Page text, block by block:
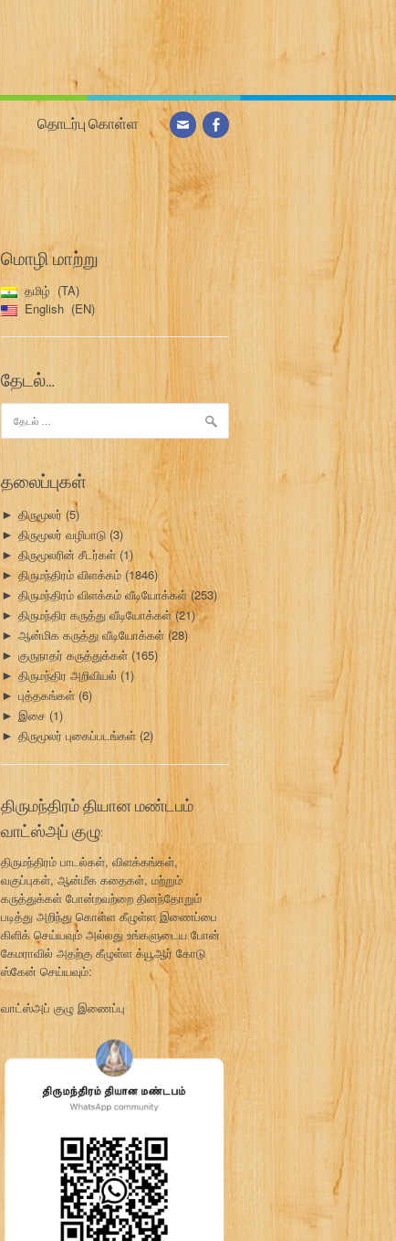
தொடர்பு கொள்ள
மொழி மாற்று
தமிழ்
TA
English
EN
தேடல்…
தேடு:
தலைப்புகள்
► திருமூலர் (5)
► திருமூலர் வழிபாடு (3)
► திருமூலரின் சீடர்கள் (1)
► திருமந்திரம் விளக்கம் (1846)
► திருமந்திரம் விளக்கம் வீடியோக்கள்(253)
► திருமந்திர கருத்து வீடியோக்கள்(21)
► ஆன்மிக கருத்து வீடியோக்கள் (28)
► குருநாதர் கருத்துக்கள் (165)
► திருமந்திர அறிவியல் (1)
► புத்தகங்கள் (6)
► இசை (1)
► திருமூலர் புகைப்படங்கள் (2)
திருமந்திரம் தியான மண்டபம்
வாட்ஸ்அப் குழு:
திருமந்திரம் பாடல்கள், விளக்கங்கள்,
வகுப்புகள், ஆன்மீக கதைகள், மற்றும்
கருத்துக்கள் போன்றவற்றை தினந்தோறும்
படித்து அறிந்து கொள்ள கீழுள்ள இணைப்பை
கிளிக் செய்யவும் அல்லது உங்களுடைய போன்
கேமராவில் அதற்கு கீழுள்ள க்யூஆர் கோடு
ஸ்கேன் செய்யவும்:
வாட்ஸ்அப் குழு இணைப்பு